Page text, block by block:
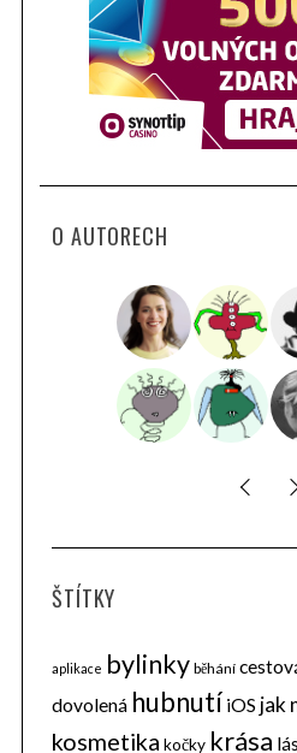
O AUTORECH
ŠTÍTKY
aplikace bylinky běhání
dovolená hubnutí iOS jak
kosmetika kočky krása